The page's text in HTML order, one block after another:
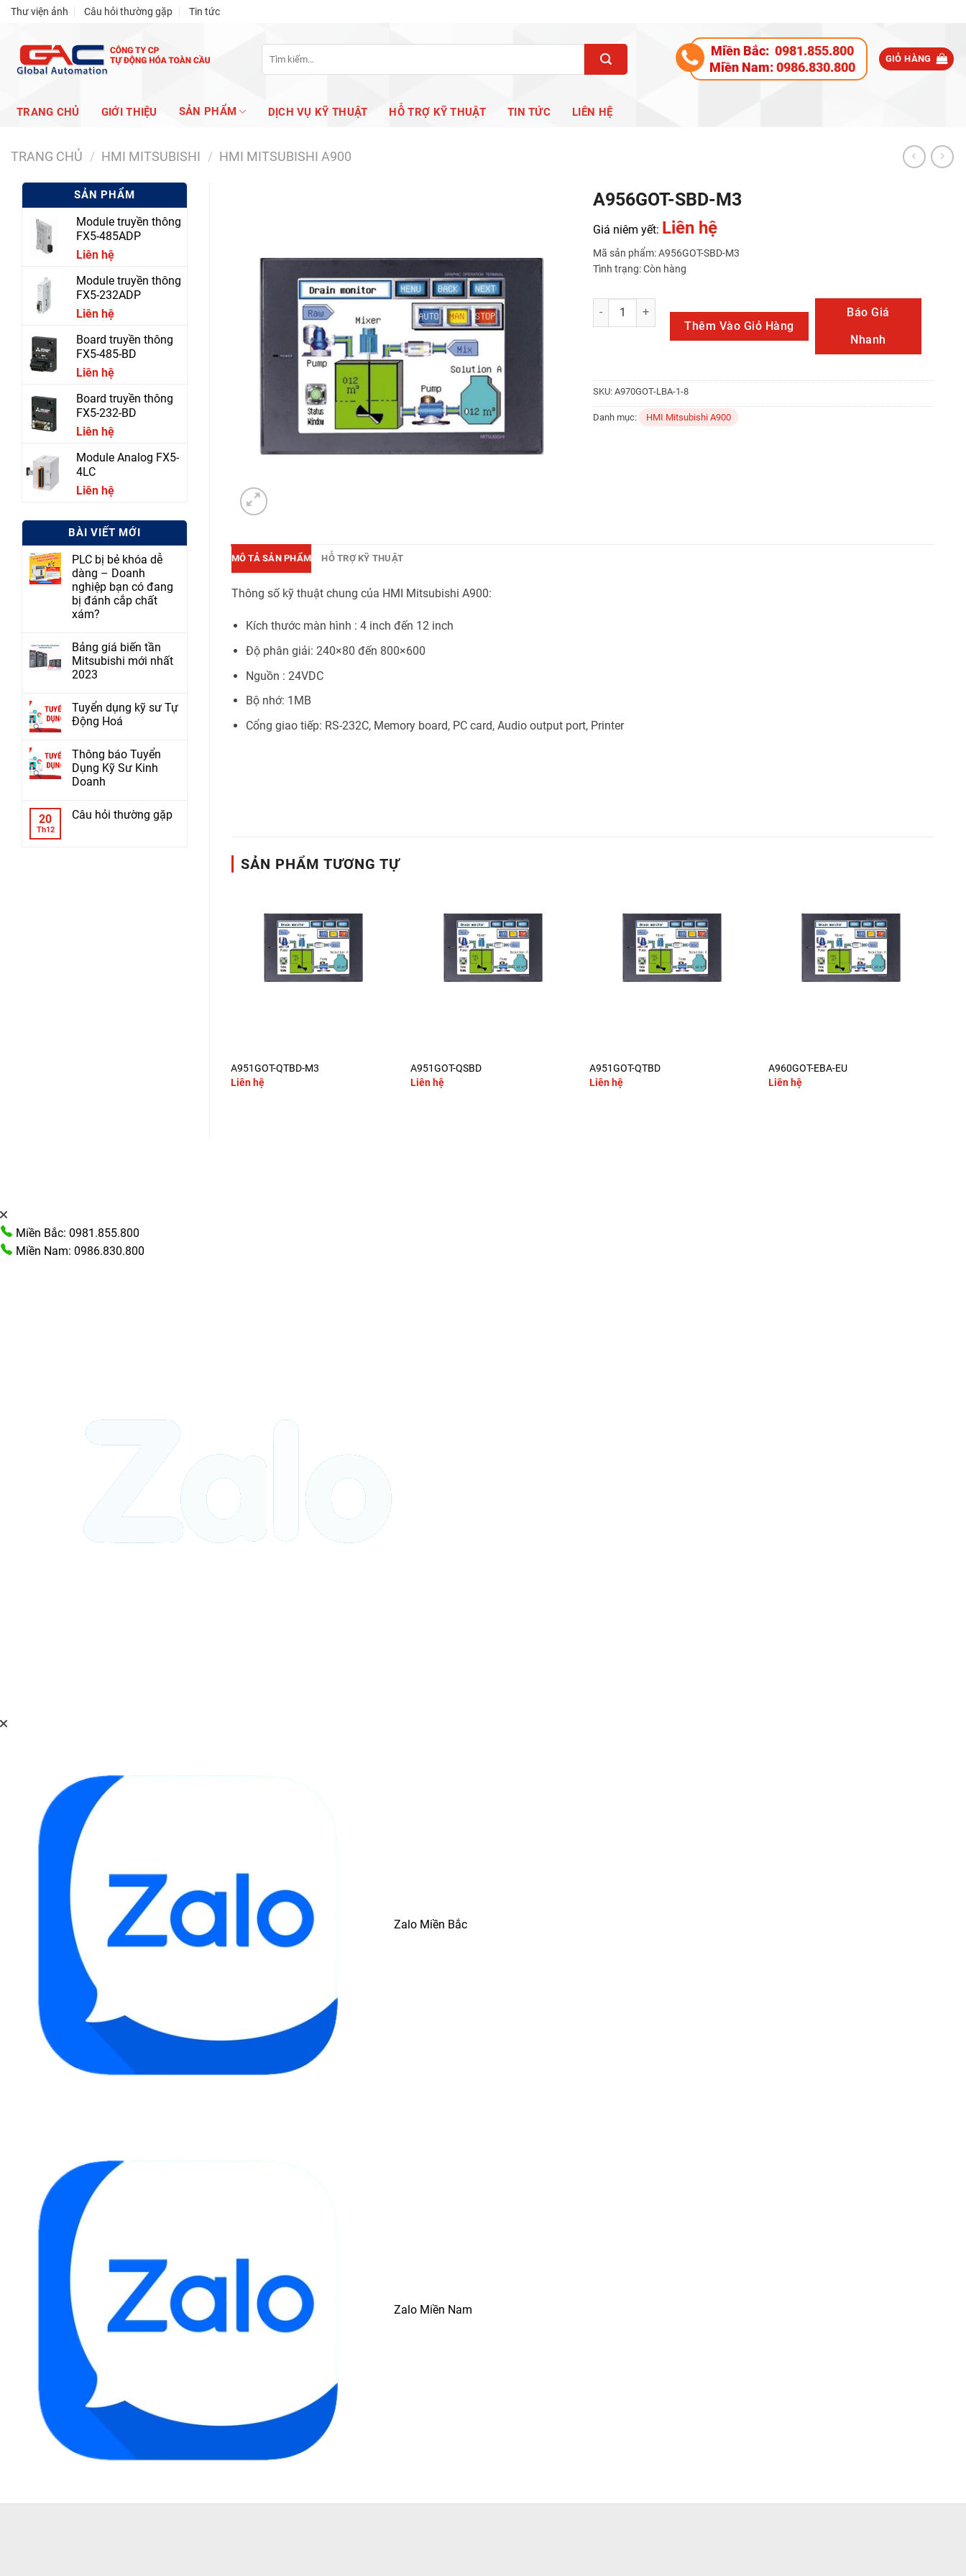
Skip
content
Thư viện ảnh Câu hỏi thường gặp Tin tức
Tìm
kiếm:
Miền Bắc: 0981.855.800
Miền Nam:0986.830.800
GIỎ HÀNG
TRANG CHỦ GIỚI THIỆU SẢN PHẨM DỊCH VỤ KỸ THUẬT HỖ TRỢ KỸ THUẬT TIN TỨC LIÊN HỆ
TRANG CHỦ / HMI MITSUBISHI / HMI MITSUBISHI A900
SẢN PHẨM
Module truyền thông
FX5-485ADP
Liên hệ
Module truyền thông
FX5-232ADP
Liên hệ
Board truyền thông
FX5-485-BD
Liên hệ
Board truyền thông
FX5-232-BD
Liên hệ
Module Analog FX5-
4LC
Liên hệ
BÀI VIẾT MỚI
PLC bị bẻ khóa dễ
dàng – Doanh
nghiệp bạn có đang
bị đánh cắp chất
xám?
Bảng giá biến tần
Mitsubishi mới nhất
2023
Tuyển dụng kỹ sư Tự
Động Hoá
Thông báo Tuyển
Dụng Kỹ Sư Kinh
Doanh
20
Th12
Câu hỏi thường gặp
A956GOT-SBD-M3
Giá niêm yết: Liên hệ
Mã sản phẩm: A956GOT-SBD-M3
Tình trạng: Còn hàng
A956GOT-SBD-M3 số lượng
Thêm Vào Giỏ Hàng
Báo Giá
Nhanh
SKU:A970GOT-LBA-1-8
Danh mục: HMI Mitsubishi A900
MÔ TẢ SẢN PHẨM HỖ TRỢ KỸ THUẬT
Thông số kỹ thuật chung của HMI Mitsubishi A900:
Kích thước màn hình : 4 inch đến 12 inch
Độ phân giải: 240×80 đến 800×600
Nguồn : 24VDC
Bộ nhớ: 1MB
Cổng giao tiếp: RS-232C, Memory board, PC card, Audio output port, Printer
SẢN PHẨM TƯƠNG TỰ
A951GOT-QTBD-M3
Liên hệ
A951GOT-QSBD
Liên hệ
A951GOT-QTBD
Liên hệ
A960GOT-EBA-EU
Liên hệ
Miền Bắc: 0981.855.800
Miền Nam: 0986.830.800
Zalo Miền Bắc
Zalo Miền Nam